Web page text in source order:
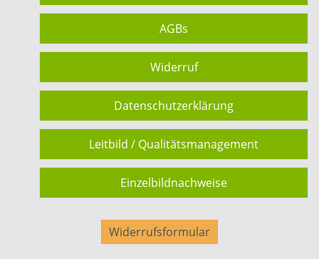
AGBs
Widerruf
Datenschutzerklärung
Leitbild / Qualitätsmanagement
Einzelbildnachweise
Widerrufsformular